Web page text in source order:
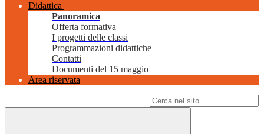
Didattica
Panoramica
Offerta formativa
I progetti delle classi
Programmazioni didattiche
Contatti
Documenti del 15 maggio
Area riservata